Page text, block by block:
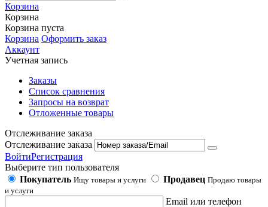
Корзина
Корзина
Корзина пуста
Корзина Оформить заказ
Аккаунт
Учетная запись
Заказы
Список сравнения
Запросы на возврат
Отложенные товары
Отслеживание заказа
Отслеживание заказа
ВойтиРегистрация
Выберите тип пользователя
Покупатель Ищу товары и услуги Продавец Продаю товары
и услуги
Email или телефон